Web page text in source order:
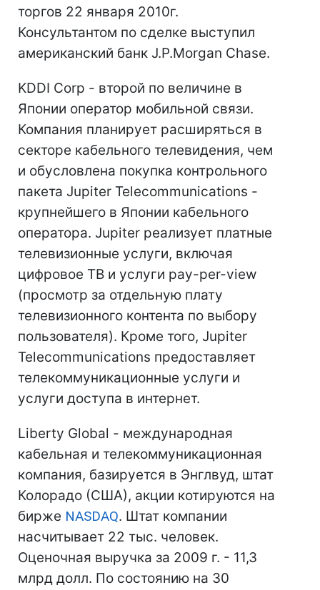
торгов 22 января 2010г.
Консультантом по сделке выступил
американский банк J.P.Morgan Chase.
KDDI Corp - второй по величине в
Японии оператор мобильной связи.
Компания планирует расширяться в
секторе кабельного телевидения, чем
и обусловлена покупка контрольного
пакета Jupiter Telecommunications -
крупнейшего в Японии кабельного
оператора. Jupiter реализует платные
телевизионные услуги, включая
цифровое ТВ и услуги pay-per-view
(просмотр за отдельную плату
телевизионного контента по выбору
пользователя). Кроме того, Jupiter
Telecommunications предоставляет
телекоммуникационные услуги и
услуги доступа в интернет.
Liberty Global - международная
кабельная и телекоммуникационная
компания, базируется в Энглвуд, штат
Колорадо (США), акции котируются на
бирже NASDAQ. Штат компании
насчитывает 22 тыс. человек.
Оценочная выручка за 2009 г. - 11,3
млрд долл. По состоянию на 30